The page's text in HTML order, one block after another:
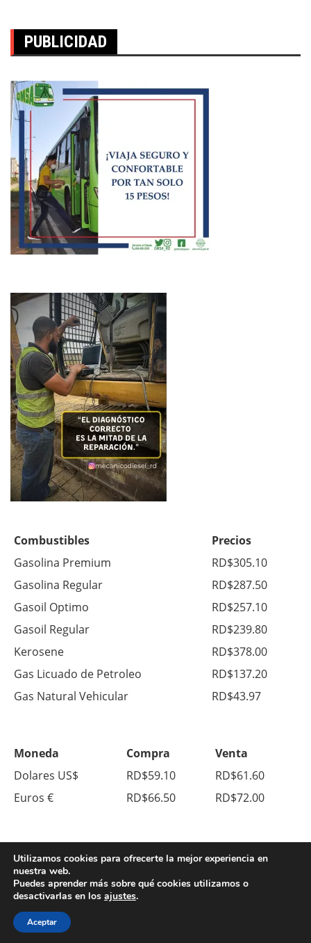
PUBLICIDAD
Combustibles
Precios
Gasolina Premium
RD$305.10
Gasolina Regular
RD$287.50
Gasoil Optimo
RD$257.10
Gasoil Regular
RD$239.80
Kerosene
RD$378.00
Gas Licuado de Petroleo
RD$137.20
Gas Natural Vehicular
RD$43.97
Moneda Compra
Venta
Dolares US$
RD$59.10
RD$61.60
Euros €
RD$66.50 RD$72.00
© Copyright 2026. All Right Reserved.
Sobre Nosotros
Política de Privacidad
Utilizamos cookies para ofrecerte la mejor experiencia en
nuestra web.
Puedes aprender más sobre qué cookies utilizamos o
desactivarlas en los ajustes.
Aceptar